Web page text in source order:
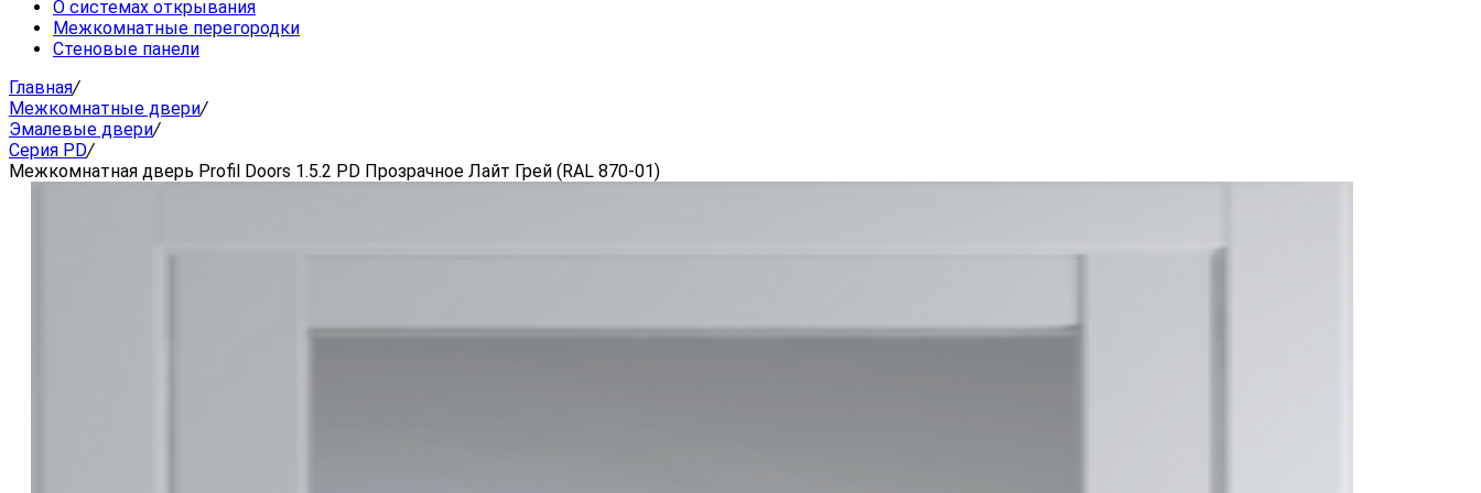
О системах открывания
Межкомнатные перегородки
Стеновые панели
Главная/
Межкомнатные двери/
Эмалевые двери/
Серия PD/
Межкомнатная дверь Profil Doors 1.5.2 PD Прозрачное Лайт Грей (RAL 870-01)